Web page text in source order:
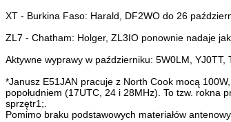
XT - Burkina Faso: Harald, DF2WO do 26
ZL7 - Chatham: Holger, ZL3IO ponownie nadaje
Aktywne wyprawy w październiku: 5W0LM, YJ0TT,
*Janusz E51JAN pracuje z North Cook mocą
popołudniem (17UTC, 24 i 28MHz). To tzw. rokna
sprzętr1;.
Pomimo braku podstawowych materiałów